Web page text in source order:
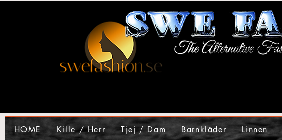
HOME Kille / Herr Tjej / Dam Barnkläder Linnen